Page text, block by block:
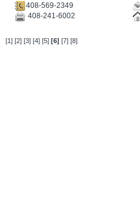
408-569-2349
408-241-6002
[1] [2] [3] [4] [5] [6] [7] [8]